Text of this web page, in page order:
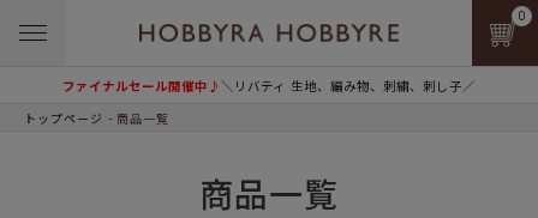
ファイナルセール開催中♪＼リバティ 生地、編み物、刺繍、刺し子／
0
トップページ 商品一覧
商品一覧